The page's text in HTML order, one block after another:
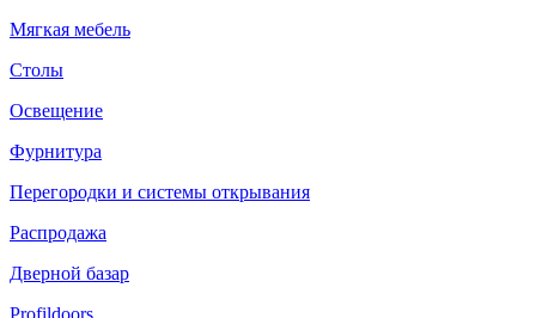
Мягкая мебель
Столы
Освещение
Фурнитура
Перегородки и системы открывания
Распродажа
Дверной базар
Profildoors